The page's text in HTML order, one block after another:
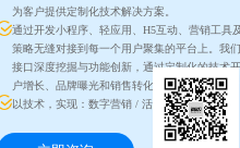
为客户提供定制化技术解决方案。
通过开发小程序、轻应用、H5互动、营销工具
策略无缝对接到每一个用户聚集的平台上。我
接口深度挖掘与功能创新，通过定制化的技术
户增长、品牌曝光和销售转化。
以技术，实现：数字营销 / 活动营销 / 私域运